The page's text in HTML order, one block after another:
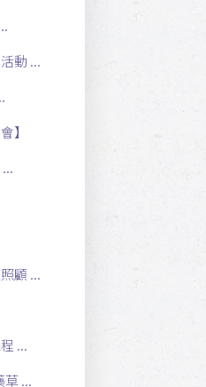
動 ...
】
顧 ...
...
草 ...